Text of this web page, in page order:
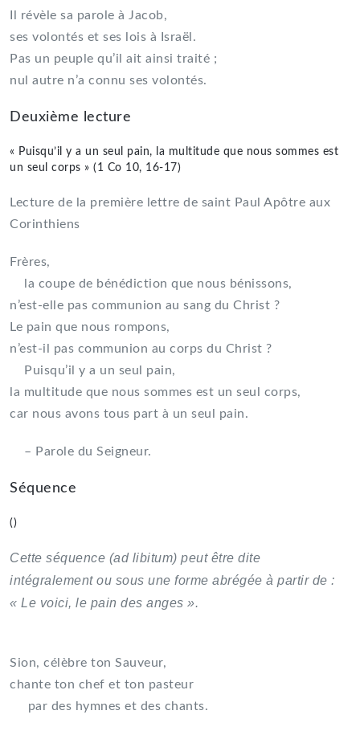
Il révèle sa parole à Jacob,
ses volontés et ses lois à Israël.
Pas un peuple qu’il ait ainsi traité ;
nul autre n’a connu ses volontés.
Deuxième lecture
« Puisqu’il y a un seul pain, la multitude que nous sommes est
un seul corps » (1 Co 10, 16-17)
Lecture de la première lettre de saint Paul Apôtre aux
Corinthiens
Frères,
la coupe de bénédiction que nous bénissons,
n’est-elle pas communion au sang du Christ ?
Le pain que nous rompons,
n’est-il pas communion au corps du Christ ?
Puisqu’il y a un seul pain,
la multitude que nous sommes est un seul corps,
car nous avons tous part à un seul pain.
– Parole du Seigneur.
Séquence
()
Cette séquence (ad libitum) peut être dite
intégralement ou sous une forme abrégée à partir de :
« Le voici, le pain des anges ».
Sion, célèbre ton Sauveur,
chante ton chef et ton pasteur
par des hymnes et des chants.